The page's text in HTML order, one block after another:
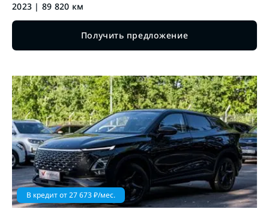
2023 | 89 820 км
Получить предложение
В кредит от27 673₽/мес.